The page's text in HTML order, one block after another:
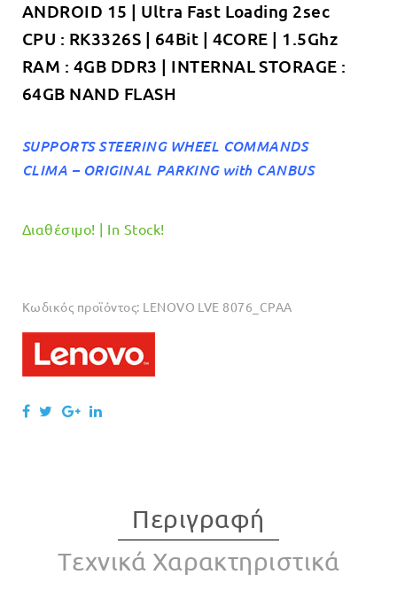
€319.00.
ANDROID 15 | Ultra Fast Loading 2sec
CPU : RK3326S | 64Bit | 4CORE | 1.5Ghz
RAM : 4GB DDR3 | INTERNAL STORAGE :
64GB NAND FLASH
SUPPORTS STEERING WHEEL COMMANDS
CLIMA – ORIGINAL PARKING with CANBUS
Διαθέσιμο! | In Stock!
Κωδικός προϊόντος: LENOVO LVE 8076_CPAA
Περιγραφή
Tεχνικά Χαρακτηριστικά